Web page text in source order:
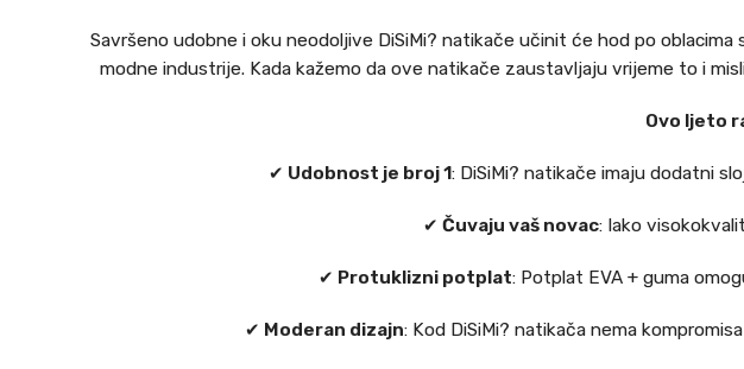
Savršeno udobne i oku neodoljive DiSiMi? natikače učinit će hod po
modne industrije. Kada kažemo da ove natikače zaustavljaju vrijeme to i
Ovo ljeto
✔ Udobnost je broj 1: DiSiMi? natikače imaju dodatni
✔ Čuvaju vaš novac: Iako
✔ Protuklizni potplat: Potplat EVA + guma
✔ Moderan dizajn: Kod DiSiMi? natikača nema